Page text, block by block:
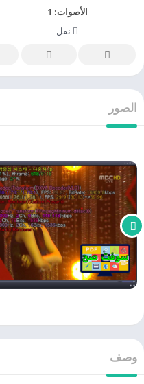
الأصوات: 1
نقل
الصور
وصف